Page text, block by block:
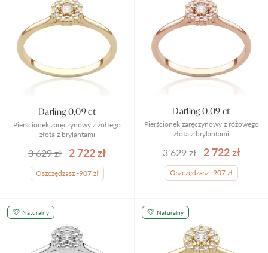
Pierścionek zaręczynowy z żółtego
złota z brylantami
Darling 0,09 ct
3 629 zł 2 722 zł
Oszczędzasz -907 zł
Pierścionek zaręczynowy z różowego
złota z brylantami
Darling 0,09 ct
3 629 zł 2 722 zł
Oszczędzasz -907 zł
Naturalny Naturalny